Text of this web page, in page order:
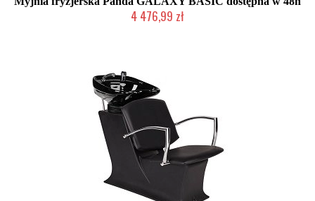
4 476,99 zł